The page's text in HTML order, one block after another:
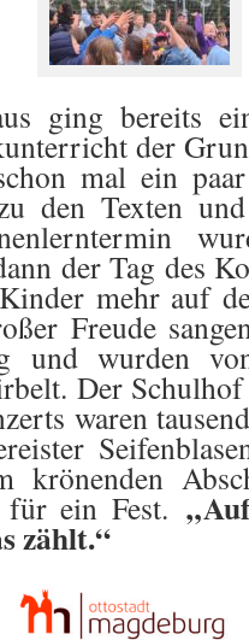
ging bereits
der
mal ein
den Texten
der Tag des
mehr auf
Freude
und wurden
Der
waren
krönenden
ein Fest.
zählt.“